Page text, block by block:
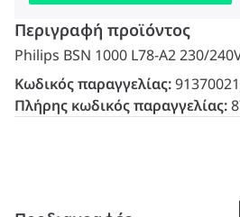
Περιγραφή προϊόντος
Philips BSN 1000 L78-A2 230/
Κωδικός παραγγελίας:
Πλήρης κωδικός παραγγελίας: